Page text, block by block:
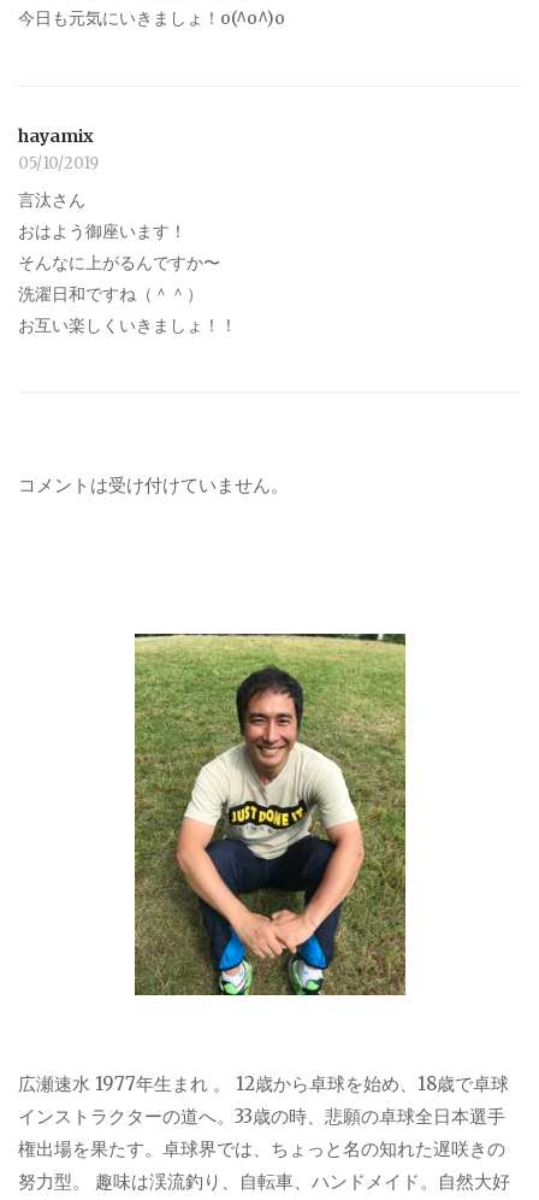
今日も元気にいきましょ！o(^o^)o
hayamix
05/10/2019
言汰さん
おはよう御座います！
そんなに上がるんですか〜
洗濯日和ですね（＾＾）
お互い楽しくいきましょ！！
コメントは受け付けていません。
広瀬速水 1977年生まれ 。 12歳から卓球を始め、18歳で卓球
インストラクターの道へ。33歳の時、悲願の卓球全日本選手
権出場を果たす。卓球界では、ちょっと名の知れた遅咲きの
努力型。 趣味は渓流釣り、自転車、ハンドメイド。自然大好